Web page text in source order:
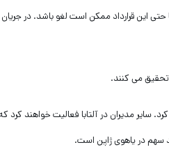
این قرارداد ممکن است لغو باشد. در جریان
تحقیق می کنند.
سایر مدیران در آلتابا فعالیت خواهند کرد